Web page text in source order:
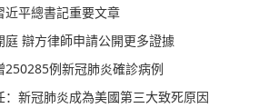
近平總書記重要文章
庭 辯方律師申請公開更多證據
250285例新冠肺炎確診病例
新冠肺炎成為美國第三大致死原因